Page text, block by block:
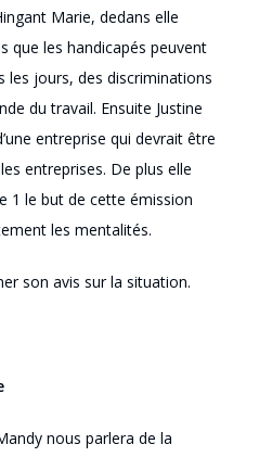
Marie, dedans elle
que les handicapés peuvent
les jours, des discriminations
du travail. Ensuite Justine
entreprise qui devrait être
entreprises. De plus elle
1 le but de cette émission
les mentalités.
son avis sur la situation.
nous parlera de la